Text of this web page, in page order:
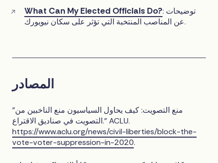
What Can My Elected Officials Do?: توضيحات
عن المناصب المنتخبة التي تؤثر على سكان نيويورك.
المصادر
"منع التصويت: كيف يحاول السياسيون منع الناخبين من
التصويت في صناديق الاقتراع." ACLU.
https://www.aclu.org/news/civil-liberties/block-the-
vote-voter-suppression-in-2020.